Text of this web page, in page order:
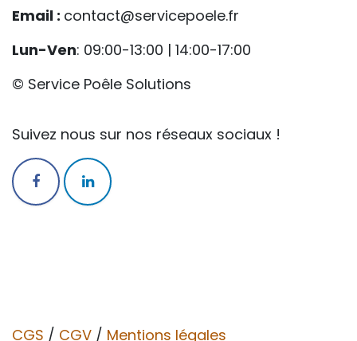
Email : contact@servicepoele.fr
Lun-Ven: 09:00-13:00 | 14:00-17:00
© Service Poêle Solutions
Suivez nous sur nos réseaux sociaux !
CGS / CGV​​ / Mentions légales